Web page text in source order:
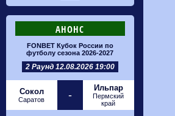
АНОНС
FONBET Кубок России по
футболу сезона 2026-2027
2 Раунд 12.08.2026 19:00
Сокол
Саратов -
Ильпар
Пермский
край